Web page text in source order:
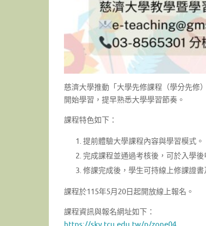
慈濟大學推動「大學先修課程（學分先修
開始學習，提早熟悉大學學習節奏。
課程特色如下：
提前體驗大學課程內容與學習模式。
完成課程並通過考核後，可於入學後
修課完成後，學生可持線上修課證
課程於115年5月20日起開放線上報名。
課程資訊與報名網址如下：